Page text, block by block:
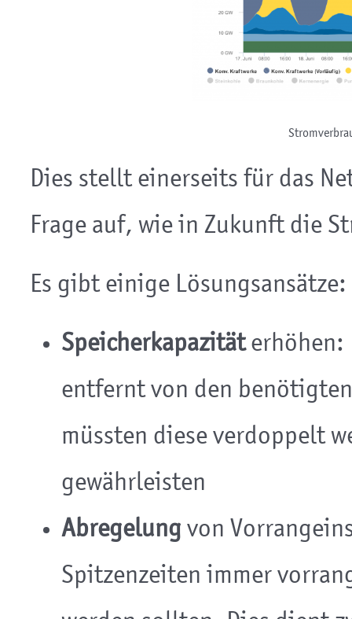
Dies stellt einerseits für das
Frage auf, wie in Zukunft die
Es gibt einige Lösungsansätze:
Speicherkapazitäterhöhen:
entfernt von den
müssten diese verdoppelt
gewährleisten
Abregelung von
Spitzenzeiten immer